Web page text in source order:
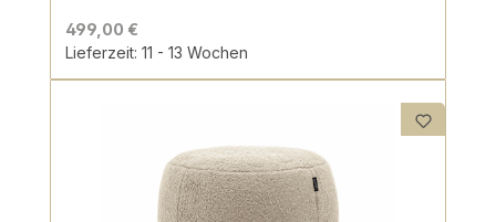
499,00 €
Lieferzeit: 11 - 13 Wochen